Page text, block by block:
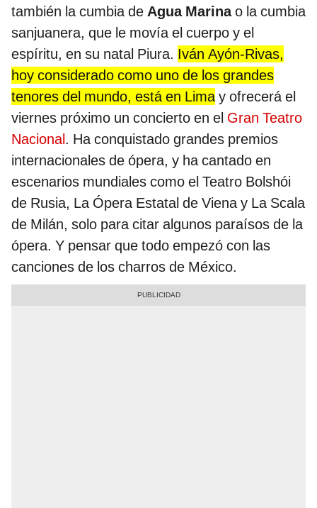
también la cumbia de Agua Marinao la cumbia
sanjuanera, que le movía el cuerpo y el
espíritu, en su natal Piura. Iván Ayón-Rivas,
hoy considerado como uno de los grandes
tenores del mundo, está en Limay ofrecerá el
viernes próximo un concierto en el Gran Teatro
Nacional. Ha conquistado grandes premios
internacionales de ópera, y ha cantado en
escenarios mundiales como el Teatro Bolshói
de Rusia, La Ópera Estatal de Viena y La Scala
de Milán, solo para citar algunos paraísos de la
ópera. Y pensar que todo empezó con las
canciones de los charros de México.